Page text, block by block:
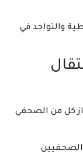
والتواجد في
كل من الصحفي
الصحفيين